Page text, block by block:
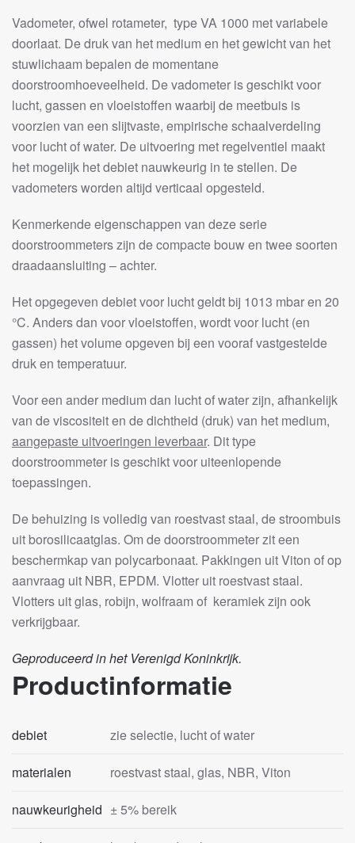
cc/min
aantal
Vadometer, ofwel rotameter, type VA 1000 met variabele
doorlaat. De druk van het medium en het gewicht van het
stuwlichaam bepalen de momentane
doorstroomhoeveelheid. De vadometer is geschikt voor
lucht, gassen en vloeistoffen waarbij de meetbuis is
voorzien van een slijtvaste, empirische schaalverdeling
voor lucht of water. De uitvoering met regelventiel maakt
het mogelijk het debiet nauwkeurig in te stellen. De
vadometers worden altijd verticaal opgesteld.
Kenmerkende eigenschappen van deze serie
doorstroommeters zijn de compacte bouw en twee soorten
draadaansluiting – achter.
Het opgegeven debiet voor lucht geldt bij 1013 mbar en 20
°C. Anders dan voor vloeistoffen, wordt voor lucht (en
gassen) het volume opgeven bij een vooraf vastgestelde
druk en temperatuur.
Voor een ander medium dan lucht of water zijn, afhankelijk
van de viscositeit en de dichtheid (druk) van het medium,
aangepaste uitvoeringen leverbaar. Dit type
doorstroommeter is geschikt voor uiteenlopende
toepassingen.
De behuizing is volledig van roestvast staal, de stroombuis
uit borosilicaatglas. Om de doorstroommeter zit een
beschermkap van polycarbonaat. Pakkingen uit Viton of op
aanvraag uit NBR, EPDM. Vlotter uit roestvast staal.
Vlotters uit glas, robijn, wolfraam of keramiek zijn ook
verkrijgbaar.
Geproduceerd in het Verenigd Koninkrijk.
Productinformatie
debiet zie selectie, lucht of water
materialen roestvast staal, glas, NBR, Viton
nauwkeurigheid ± 5% bereik